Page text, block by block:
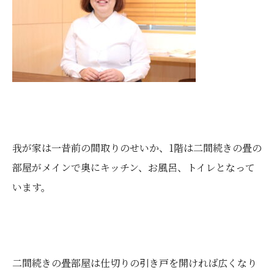
我が家は一昔前の間取りのせいか、1階は二間続きの畳の
部屋がメインで奥にキッチン、お風呂、トイレとなって
います。
二間続きの畳部屋は仕切りの引き戸を開ければ広くなり